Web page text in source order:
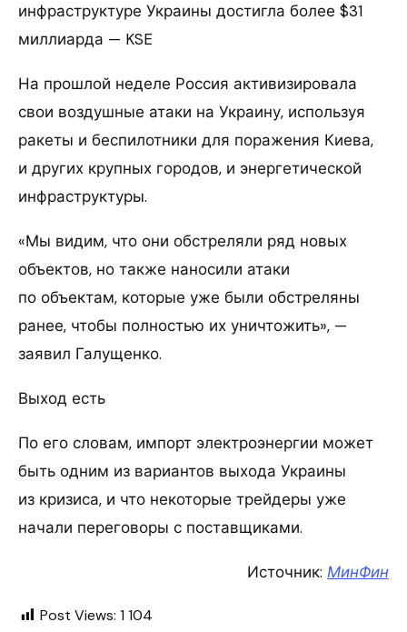
инфраструктуре Украины достигла более $31
миллиарда — KSE
На прошлой неделе Россия активизировала
свои воздушные атаки на Украину, используя
ракеты и беспилотники для поражения Киева,
и других крупных городов, и энергетической
инфраструктуры.
«Мы видим, что они обстреляли ряд новых
объектов, но также наносили атаки
по объектам, которые уже были обстреляны
ранее, чтобы полностью их уничтожить», —
заявил Галущенко.
Выход есть
По его словам, импорт электроэнергии может
быть одним из вариантов выхода Украины
из кризиса, и что некоторые трейдеры уже
начали переговоры с поставщиками.
Источник: МинФин
Post Views: 1 104